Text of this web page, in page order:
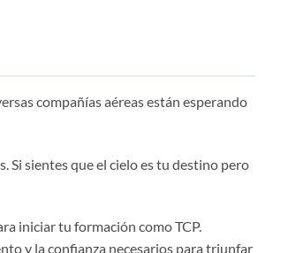
compañías aéreas están esperando
Si sientes que el cielo es tu destino pero
iniciar tu formación como TCP.
y la confianza necesarios para triunfar